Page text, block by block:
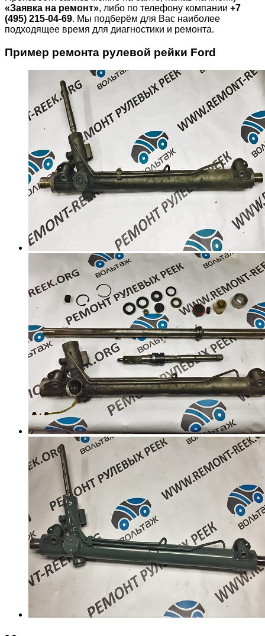
«Заявка на ремонт», либо по телефону компании +7
(495) 215-04-69. Мы подберём для Вас наиболее
подходящее время для диагностики и ремонта.
Пример ремонта рулевой рейки Ford